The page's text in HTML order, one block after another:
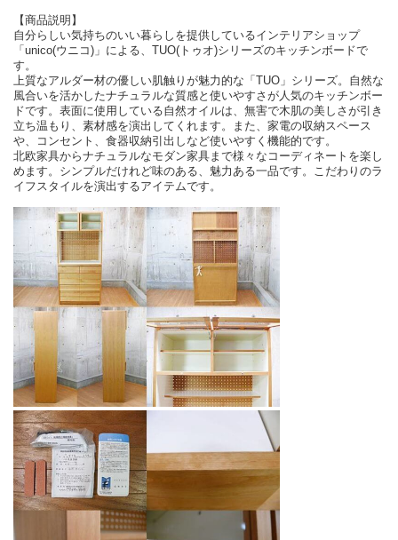
【商品説明】
自分らしい気持ちのいい暮らしを提供しているインテリアショップ
「unico(ウニコ)」による、TUO(トゥオ)シリーズのキッチンボードで
す。
上質なアルダー材の優しい肌触りが魅力的な「TUO」シリーズ。自然な
風合いを活かしたナチュラルな質感と使いやすさが人気のキッチンボー
ドです。表面に使用している自然オイルは、無害で木肌の美しさが引き
立ち温もり、素材感を演出してくれます。また、家電の収納スペース
や、コンセント、食器収納引出しなど使いやすく機能的です。
北欧家具からナチュラルなモダン家具まで様々なコーディネートを楽し
めます。シンプルだけれど味のある、魅力ある一品です。こだわりのラ
イフスタイルを演出するアイテムです。